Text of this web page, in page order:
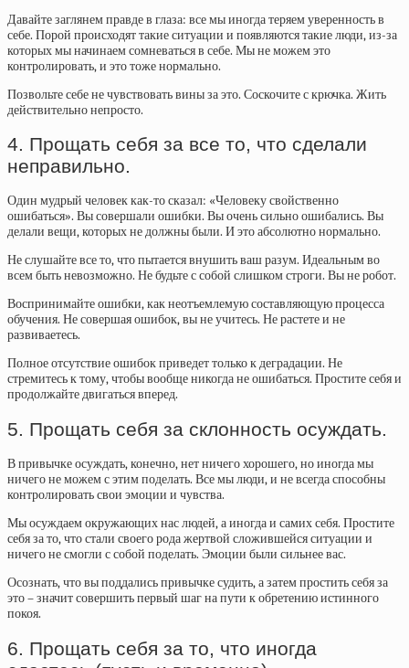
Давайте заглянем правде в глаза: все мы иногда теряем уверенность в
себе. Порой происходят такие ситуации и появляются такие люди, из-за
которых мы начинаем сомневаться в себе. Мы не можем это
контролировать, и это тоже нормально.
Позвольте себе не чувствовать вины за это. Соскочите с крючка. Жить
действительно непросто.
4. Прощать себя за все то, что сделали
неправильно.
Один мудрый человек как-то сказал: «Человеку свойственно
ошибаться». Вы совершали ошибки. Вы очень сильно ошибались. Вы
делали вещи, которых не должны были. И это абсолютно нормально.
Не слушайте все то, что пытается внушить ваш разум. Идеальным во
всем быть невозможно. Не будьте с собой слишком строги. Вы не робот.
Воспринимайте ошибки, как неотъемлемую составляющую процесса
обучения. Не совершая ошибок, вы не учитесь. Не растете и не
развиваетесь.
Полное отсутствие ошибок приведет только к деградации. Не
стремитесь к тому, чтобы вообще никогда не ошибаться. Простите себя и
продолжайте двигаться вперед.
5. Прощать себя за склонность осуждать.
В привычке осуждать, конечно, нет ничего хорошего, но иногда мы
ничего не можем с этим поделать. Все мы люди, и не всегда способны
контролировать свои эмоции и чувства.
Мы осуждаем окружающих нас людей, а иногда и самих себя. Простите
себя за то, что стали своего рода жертвой сложившейся ситуации и
ничего не смогли с собой поделать. Эмоции были сильнее вас.
Осознать, что вы поддались привычке судить, а затем простить себя за
это – значит совершить первый шаг на пути к обретению истинного
покоя.
6. Прощать себя за то, что иногда